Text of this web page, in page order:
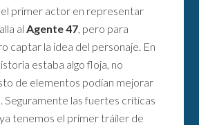
primer actor en representar
alAgente 47, pero para
captar la idea del personaje. En
estaba algo floja, no
de elementos podían mejorar
Seguramente las fuertes críticas
tenemos el primer tráiler de